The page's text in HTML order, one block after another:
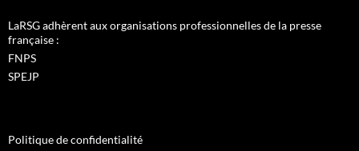
LaRSG adhèrent aux organisations professionnelles de la presse
française :
FNPS
SPEJP
Politique de confidentialité